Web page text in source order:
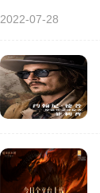
2022-07-28